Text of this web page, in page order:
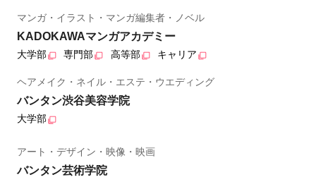
マンガ・イラスト・マンガ編集者・ノベル
KADOKAWAマンガアカデミー
大学部 専門部 高等部 キャリア
ヘアメイク・ネイル・エステ・ウエディング
バンタン渋谷美容学院
大学部
アート・デザイン・映像・映画
バンタン芸術学院